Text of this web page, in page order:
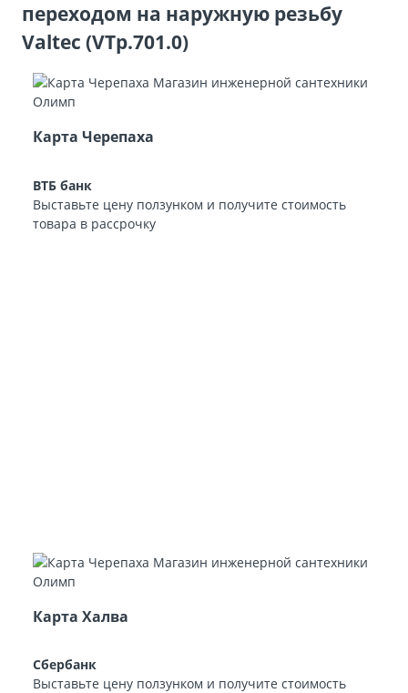
переходом на наружную резьбу
Valtec (VTp.701.0)
Карта Черепаха
ВТБ банк
Выставьте цену ползунком и получите стоимость
товара в рассрочку
Карта Халва
Сбербанк
Выставьте цену ползунком и получите стоимость